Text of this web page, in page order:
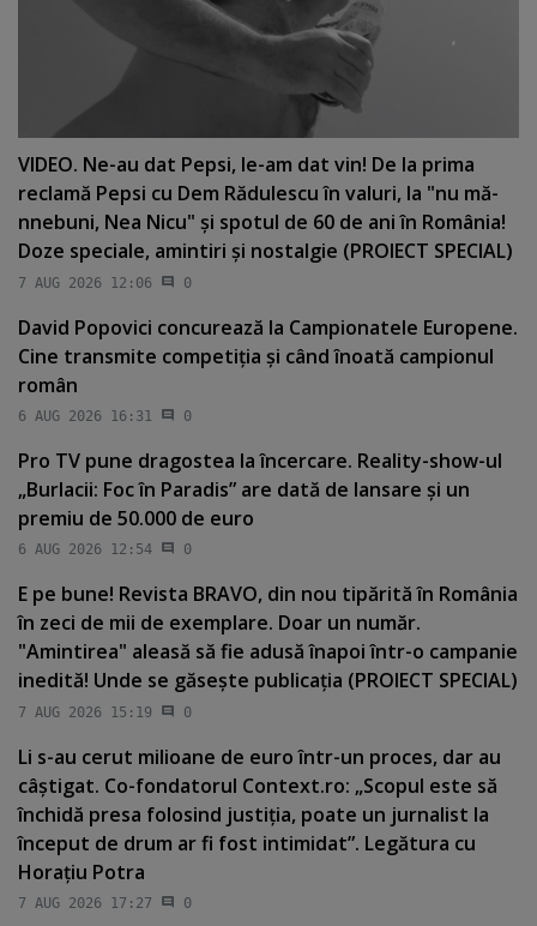
VIDEO. Ne-au dat Pepsi, le-am dat vin! De la prima
reclamă Pepsi cu Dem Rădulescu în valuri, la "nu mă-
nnebuni, Nea Nicu" şi spotul de 60 de ani în România!
Doze speciale, amintiri şi nostalgie (PROIECT SPECIAL)
7 AUG 2026 12:06 0
David Popovici concurează la Campionatele Europene.
Cine transmite competiţia şi când înoată campionul
român
6 AUG 2026 16:31 0
Pro TV pune dragostea la încercare. Reality-show-ul
„Burlacii: Foc în Paradis” are dată de lansare şi un
premiu de 50.000 de euro
6 AUG 2026 12:54 0
E pe bune! Revista BRAVO, din nou tipărită în România
în zeci de mii de exemplare. Doar un număr.
"Amintirea" aleasă să fie adusă înapoi într-o campanie
inedită! Unde se găseşte publicaţia (PROIECT SPECIAL)
7 AUG 2026 15:19 0
Li s-au cerut milioane de euro într-un proces, dar au
câştigat. Co-fondatorul Context.ro: „Scopul este să
închidă presa folosind justiţia, poate un jurnalist la
început de drum ar fi fost intimidat”. Legătura cu
Horaţiu Potra
7 AUG 2026 17:27 0